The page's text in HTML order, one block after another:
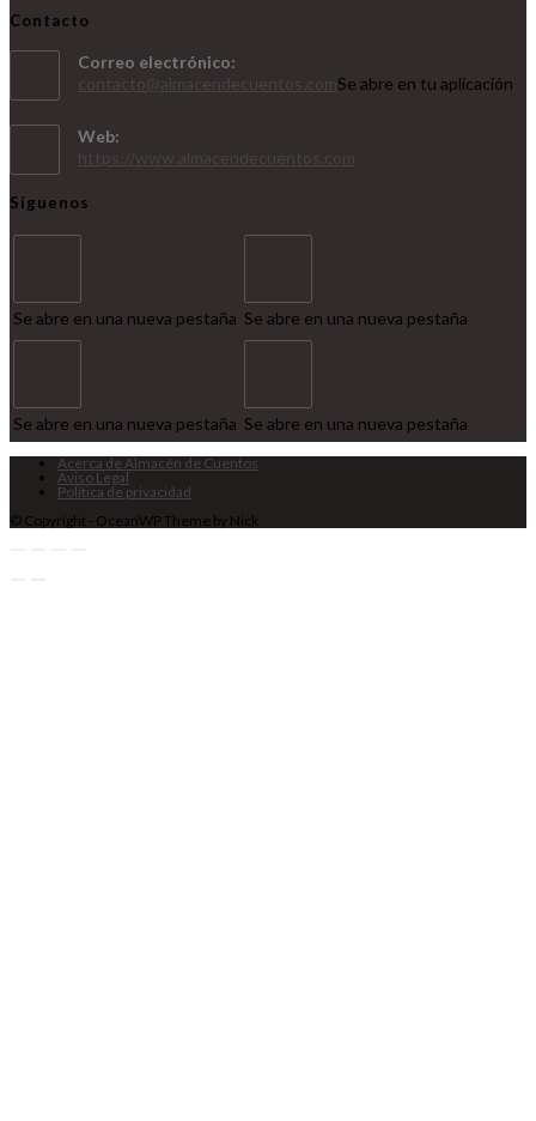
Contacto
Correo electrónico:
Se abre en tu aplicación
Web:
Síguenos
Se abre en una nueva pestaña Se abre en una nueva pestaña
Se abre en una nueva pestaña Se abre en una nueva pestaña
Acerca de Almacén de Cuentos
Aviso Legal
Política de privacidad
© Copyright - OceanWP Theme by Nick